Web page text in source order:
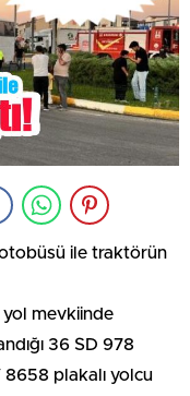
otobüsü ile traktörün
yol mevkiinde
36 SD 978
8658 plakalı yolcu